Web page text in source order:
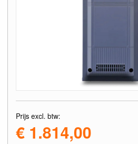
Prijs excl. btw:
€ 1.814,00